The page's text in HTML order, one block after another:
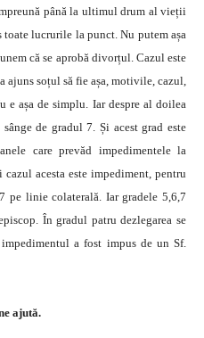
până la ultimul drum al vieții
lucrurile la punct. Nu putem așa
că se aprobă divorțul. Cazul este
ajuns soțul să fie așa, motivile, cazul,
e așa de simplu. Iar despre al doilea
de gradul 7. Și acest grad este
care prevăd impedimentele la
acesta este impediment, pentru
pe linie colaterală. Iar gradele 5,6,7
În gradul patru dezlegarea se
a fost impus de un Sf.
ajută.